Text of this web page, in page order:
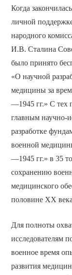
Когда
личной
народного
И.В. Сталина
было принято
«О научной
медицины за
—1945 гг.» С тех
главным научно-
разработке
военной
—1945 гг.» в 35
сохранению
медицинского
половине XX
Для полноты
исследователям
военное время
развития